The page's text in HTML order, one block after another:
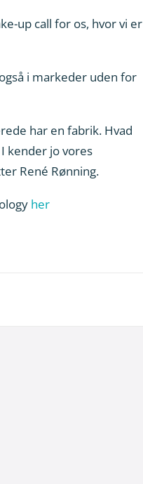
up call for os, hvor vi er
i markeder uden for
har en fabrik. Hvad
kender jo vores
René Rønning.
her